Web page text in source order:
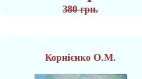
380 грн.
Корнієнко О.М.